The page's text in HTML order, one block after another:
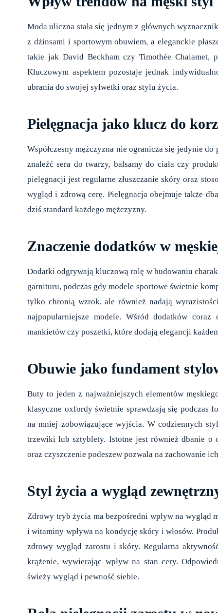
Moda uliczna stała się jednym z głównych
z dżinsami i sportowym obuwiem, a eleganckie
takie jak David Beckham czy Timothée Chalamet,
Kluczowym aspektem pozostaje jednak
ubrania do swojej sylwetki oraz stylu życia.
Pielęgnacja jako klucz do
Współczesny mężczyzna nie ogranicza się jedynie
znaleźć sera do twarzy, balsamy do ciała czy
pielęgnacji jest regularne złuszczanie skóry oraz
wygląd i zdrową cerę. Pielęgnacja obejmuje także
dziś standard każdego mężczyzny.
Znaczenie dodatków w
Dodatki odgrywają kluczową rolę w budowaniu
garnituru, podczas gdy modele sportowe świetnie
tylko chronią wzrok, ale również nadają
najpopularniejsze modele. Wśród dodatków
mankietów czy poszetki, które dodają elegancji
Obuwie jako fundament
Buty to jeden z najważniejszych elementów
klasyczne oxfordy świetnie sprawdzają się podczas
na mniej zobowiązujące wyjścia. W codziennych
trzewiki lub sztyblety. Istotne jest również dbanie o
oraz czyszczenie podeszew pozwala na zachowanie
Styl życia a wygląd
Zdrowy tryb życia ma bezpośredni wpływ na wygląd
i witaminy wpływa na kondycję skóry i włosów.
zdrowy wygląd zarostu i skóry. Regularna
krążenie, wywierając wpływ na stan cery.
świeży wygląd i pewność siebie.